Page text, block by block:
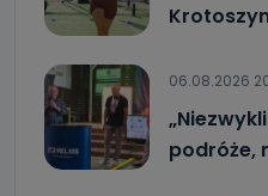
06.08.2026
podróże,